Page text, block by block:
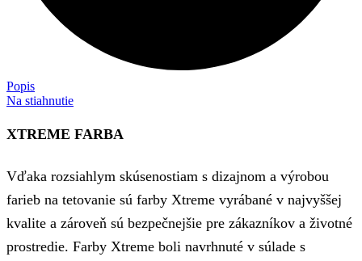
Popis
Na stiahnutie
XTREME FARBA
Vďaka rozsiahlym skúsenostiam s dizajnom a výrobou
farieb na tetovanie sú farby Xtreme vyrábané v najvyššej
kvalite a zároveň sú bezpečnejšie pre zákazníkov a životné
prostredie. Farby Xtreme boli navrhnuté v súlade s